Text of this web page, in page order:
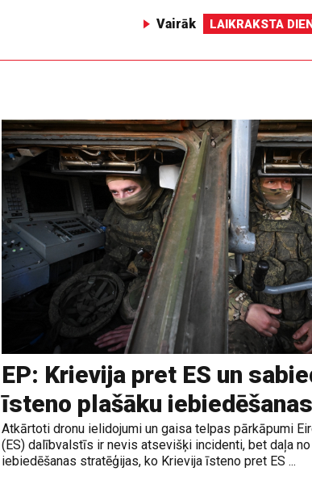
Vairāk LAIKRAKSTA
EP: Krievija pret ES un
īsteno plašāku
Atkārtoti dronu ielidojumi un gaisa telpas pārkāpumi
(ES) dalībvalstīs ir nevis atsevišķi incidenti, bet daļa
iebiedēšanas stratēģijas, ko Krievija īsteno pret ES ...